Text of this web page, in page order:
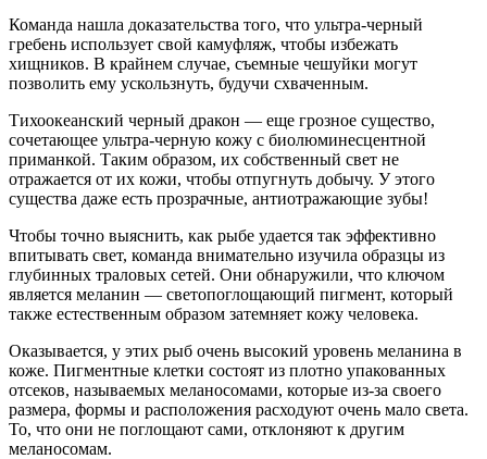
Команда нашла доказательства того, что ультра-черный
гребень использует свой камуфляж, чтобы избежать
хищников. В крайнем случае, съемные чешуйки могут
позволить ему ускользнуть, будучи схваченным.
Тихоокеанский черный дракон — еще грозное существо,
сочетающее ультра-черную кожу с биолюминесцентной
приманкой. Таким образом, их собственный свет не
отражается от их кожи, чтобы отпугнуть добычу. У этого
существа даже есть прозрачные, антиотражающие зубы!
Чтобы точно выяснить, как рыбе удается так эффективно
впитывать свет, команда внимательно изучила образцы из
глубинных траловых сетей. Они обнаружили, что ключом
является меланин — светопоглощающий пигмент, который
также естественным образом затемняет кожу человека.
Оказывается, у этих рыб очень высокий уровень меланина в
коже. Пигментные клетки состоят из плотно упакованных
отсеков, называемых меланосомами, которые из-за своего
размера, формы и расположения расходуют очень мало света.
То, что они не поглощают сами, отклоняют к другим
меланосомам.